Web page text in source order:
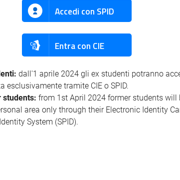
Accedi con SPID
Entra con CIE
dall'1 aprile 2024 gli ex studenti potranno
esclusivamente tramite CIE o SPID.
students: from 1st April 2024 former students will
area only through their Electronic Identity
System (SPID).